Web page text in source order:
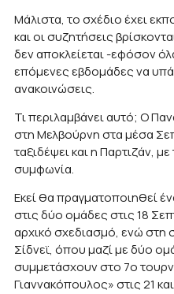
Μάλιστα, το σχέδιο έχει
και οι συζητήσεις
δεν αποκλείεται -εφόσον
επόμενες εβδομάδες να
ανακοινώσεις.
Τι περιλαμβάνει αυτό; Ο
στη Μελβούρνη στα μέσα
ταξιδέψει και η Παρτιζάν,
συμφωνία.
Εκεί θα πραγματοποιηθεί
στις δύο ομάδες στις 18
αρχικό σχεδιασμό, ενώ στη
Σίδνεϊ, όπου μαζί με δύο
συμμετάσχουν στο 7ο
Γιαννακόπουλος» στις 21